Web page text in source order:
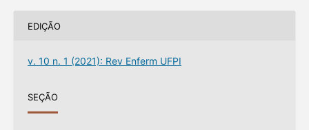
EDIÇÃO
v. 10 n. 1 (2021): Rev Enferm UFPI
SEÇÃO